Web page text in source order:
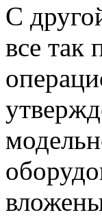
С
все так